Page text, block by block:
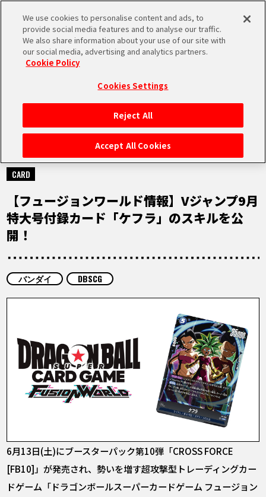
MEN
HOME
NEWS
RANKING
COLUMNS
LANGUAGE
JP
EN FR ES
NEWS
2026.06.19
CARD
【フュージョンワールド情報】Vジャンプ9月
特大号付録カード「ケフラ」のスキルを公
開！
バンダイ DBSCG
6月13日(土)にブースターパック第10弾「CROSS FORCE
[FB10]」が発売され、勢いを増す超攻撃型トレーディングカー
ドゲーム「ドラゴンボールスーパーカードゲーム フュージョン
We use cookies to personalise content and ads, to
provide social media features and to analyse our traffic.
We also share information about your use of our site with
our social media, advertising and analytics partners.
Cookie Policy
Cookies Settings
Reject All
Accept All Cookies